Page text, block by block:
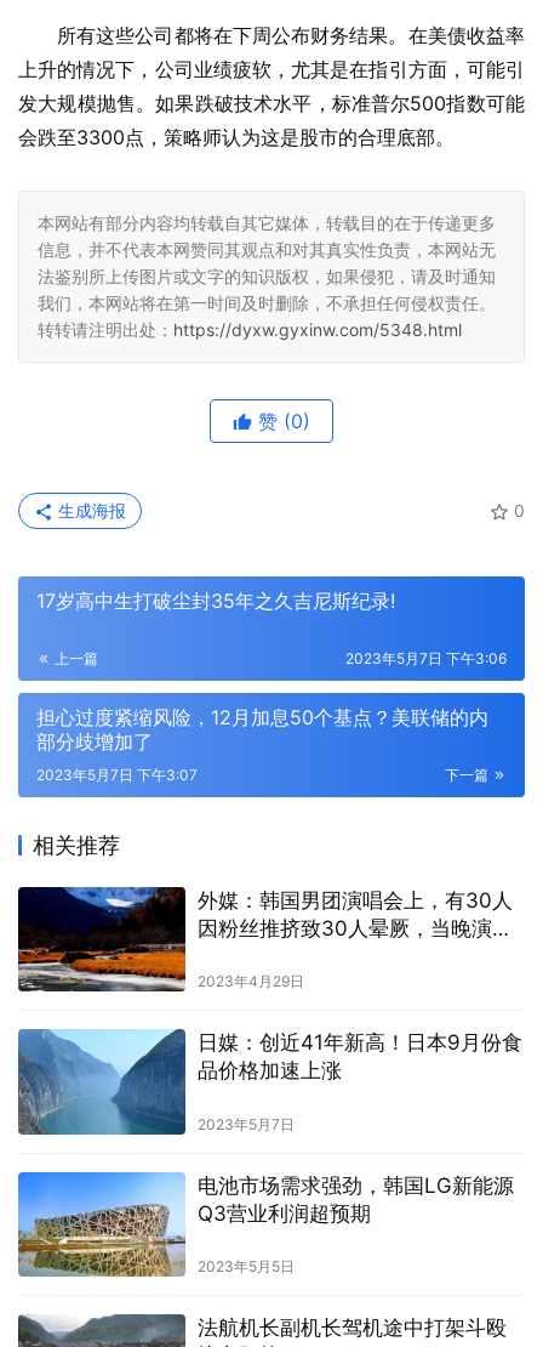
所有这些公司都将在下周公布财务结果。在美债收益率
上升的情况下，公司业绩疲软，尤其是在指引方面，可能引
发大规模抛售。如果跌破技术水平，标准普尔500指数可能
会跌至3300点，策略师认为这是股市的合理底部。
本网站有部分内容均转载自其它媒体，转载目的在于传递更多
信息，并不代表本网赞同其观点和对其真实性负责，本网站无
法鉴别所上传图片或文字的知识版权，如果侵犯，请及时通知
我们，本网站将在第一时间及时删除，不承担任何侵权责任。
转转请注明出处： https://dyxw.gyxinw.com/5348.html
赞 (0)
0
生成海报
17岁高中生打破尘封35年之久吉尼斯纪录!
上一篇 2023年5月7日 下午3:06
担心过度紧缩风险，12月加息50个基点？美联储的内
部分歧增加了
下一篇
2023年5月7日 下午3:07
相关推荐
外媒：韩国男团演唱会上，有30人
因粉丝推挤致30人晕厥，当晚演出
2023年4月29日
日媒：创近41年新高！日本9月份食
品价格加速上涨
2023年5月7日
电池市场需求强劲，韩国LG新能源
Q3营业利润超预期
2023年5月5日
法航机长副机长驾机途中打架斗殴